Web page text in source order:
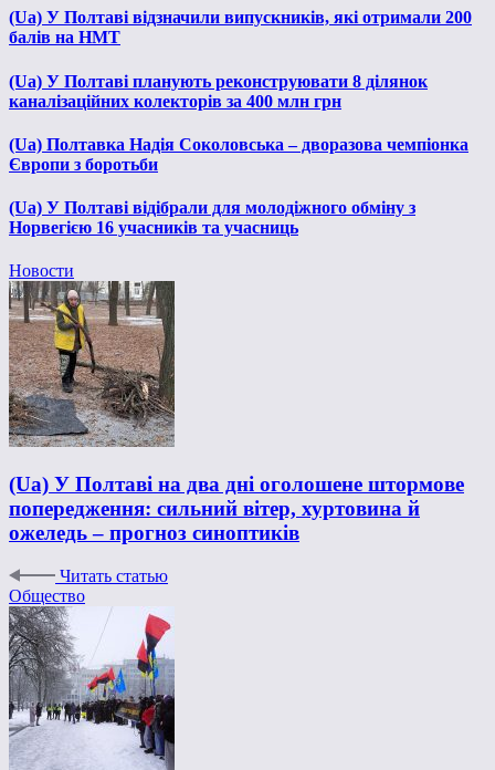
(Ua) У Полтаві відзначили випускників, які отримали 200
балів на НМТ
(Ua) У Полтаві планують реконструювати 8 ділянок
каналізаційних колекторів за 400 млн грн
(Ua) Полтавка Надія Соколовська – дворазова чемпіонка
Європи з боротьби
(Ua) У Полтаві відібрали для молодіжного обміну з
Норвегією 16 учасників та учасниць
Новости
(Ua) У Полтаві на два дні оголошене штормове
попередження: сильний вітер, хуртовина й
ожеледь – прогноз синоптиків
Читать статью
Общество